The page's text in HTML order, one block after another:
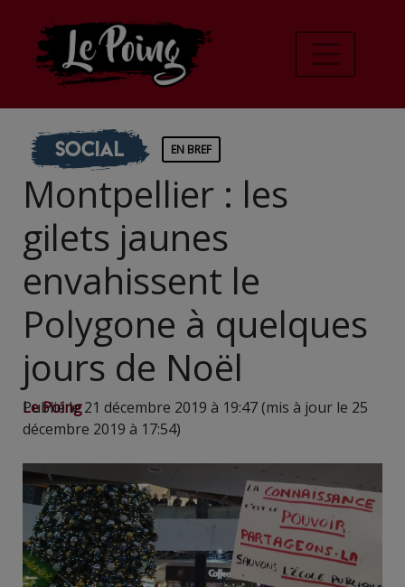
Social EN BREF
Montpellier : les
gilets jaunes
envahissent le
Polygone à quelques
jours de Noël
Le Poing
Publié le 21 décembre 2019 à 19:47 (mis à jour le 25
décembre 2019 à 17:54)